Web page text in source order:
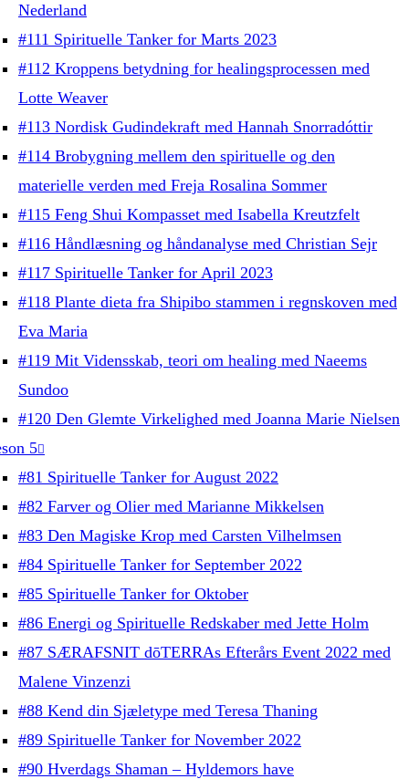
Nederland
#111 Spirituelle Tanker for Marts 2023
#112 Kroppens betydning for healingsprocessen med
Lotte Weaver
#113 Nordisk Gudindekraft med Hannah Snorradóttir
#114 Brobygning mellem den spirituelle og den
materielle verden med Freja Rosalina Sommer
#115 Feng Shui Kompasset med Isabella Kreutzfelt
#116 Håndlæsning og håndanalyse med Christian Sejr
#117 Spirituelle Tanker for April 2023
#118 Plante dieta fra Shipibo stammen i regnskoven med
Eva Maria
#119 Mit Vidensskab, teori om healing med Naeems
Sundoo
#120 Den Glemte Virkelighed med Joanna Marie Nielsen
5
#81 Spirituelle Tanker for August 2022
#82 Farver og Olier med Marianne Mikkelsen
#83 Den Magiske Krop med Carsten Vilhelmsen
#84 Spirituelle Tanker for September 2022
#85 Spirituelle Tanker for Oktober
#86 Energi og Spirituelle Redskaber med Jette Holm
#87 SÆRAFSNIT dōTERRAs Efterårs Event 2022 med
Malene Vinzenzi
#88 Kend din Sjæletype med Teresa Thaning
#89 Spirituelle Tanker for November 2022
#90 Hverdags Shaman – Hyldemors have